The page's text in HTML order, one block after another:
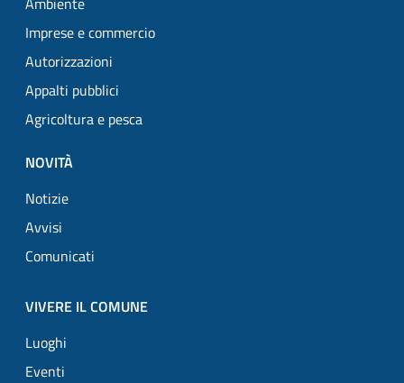
Imprese e commercio
Autorizzazioni
Appalti pubblici
Agricoltura e pesca
NOVITÀ
Notizie
Avvisi
Comunicati
VIVERE IL COMUNE
Luoghi
Eventi